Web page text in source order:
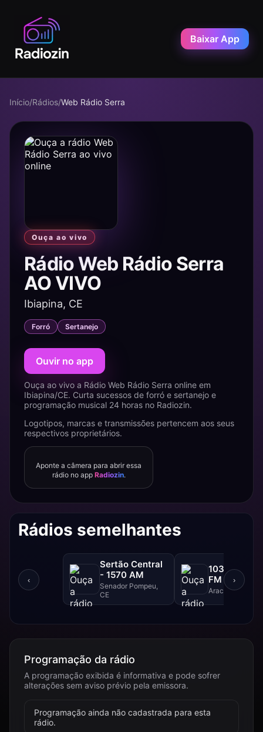
Baixar App
Início/Rádios/Web Rádio Serra
Ouça ao vivo
Rádio Web Rádio Serra
AO VIVO
Ibiapina, CE
Forró Sertanejo
Ouvir no app
Ouça ao vivo a Rádio Web Rádio Serra online em
Ibiapina/CE. Curta sucessos de forró e sertanejo e
programação musical 24 horas no Radiozin.
Logotipos, marcas e transmissões pertencem aos seus
respectivos proprietários.
Aponte a câmera para abrir essa
rádio no app Radiozin.
Rádios semelhantes
‹
Sertão Central
- 1570 AM
Senador Pompeu,
CE
103 FM -
FM
Aracajú, SE
›
Programação da rádio
A programação exibida é informativa e pode sofrer
alterações sem aviso prévio pela emissora.
Programação ainda não cadastrada para esta
rádio.